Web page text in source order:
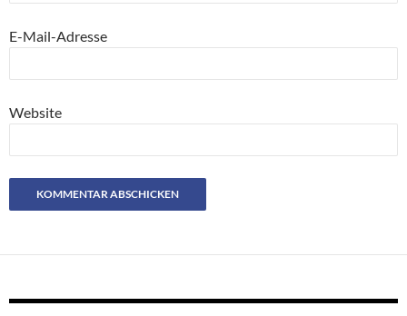
E-Mail-Adresse
Website